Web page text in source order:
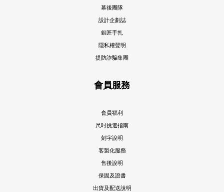
幕後團隊
設計企劃誌
銀匠手扎
隱私權聲明
提防詐騙集團
會員服務
會員福利
尺吋挑選指南
刻字說明
客製化服務
售後說明
保固及證書
出貨及配送說明